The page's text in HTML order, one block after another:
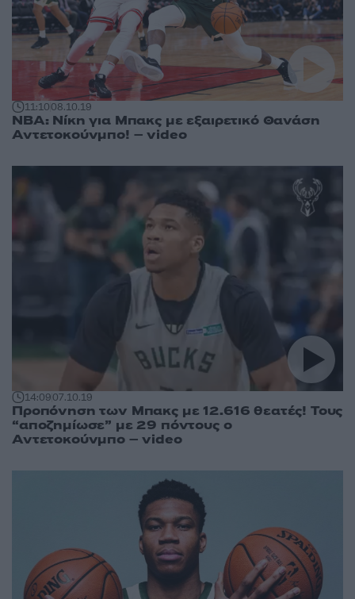
11:1008.10.19
NBA: Νίκη για Μπακς με εξαιρετικό Θανάση
Αντετοκούνμπο! – video
14:0907.10.19
Προπόνηση των Μπακς με 12.616 θεατές! Τους
“αποζημίωσε” με 29 πόντους ο
Αντετοκούνμπο – video